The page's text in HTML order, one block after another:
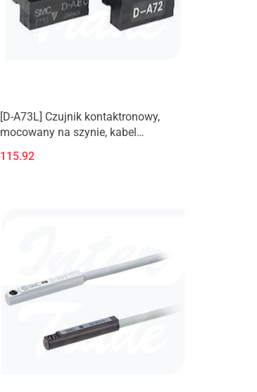
[D-A73L] Czujnik kontaktronowy,
mocowany na szynie, kabel
115.92